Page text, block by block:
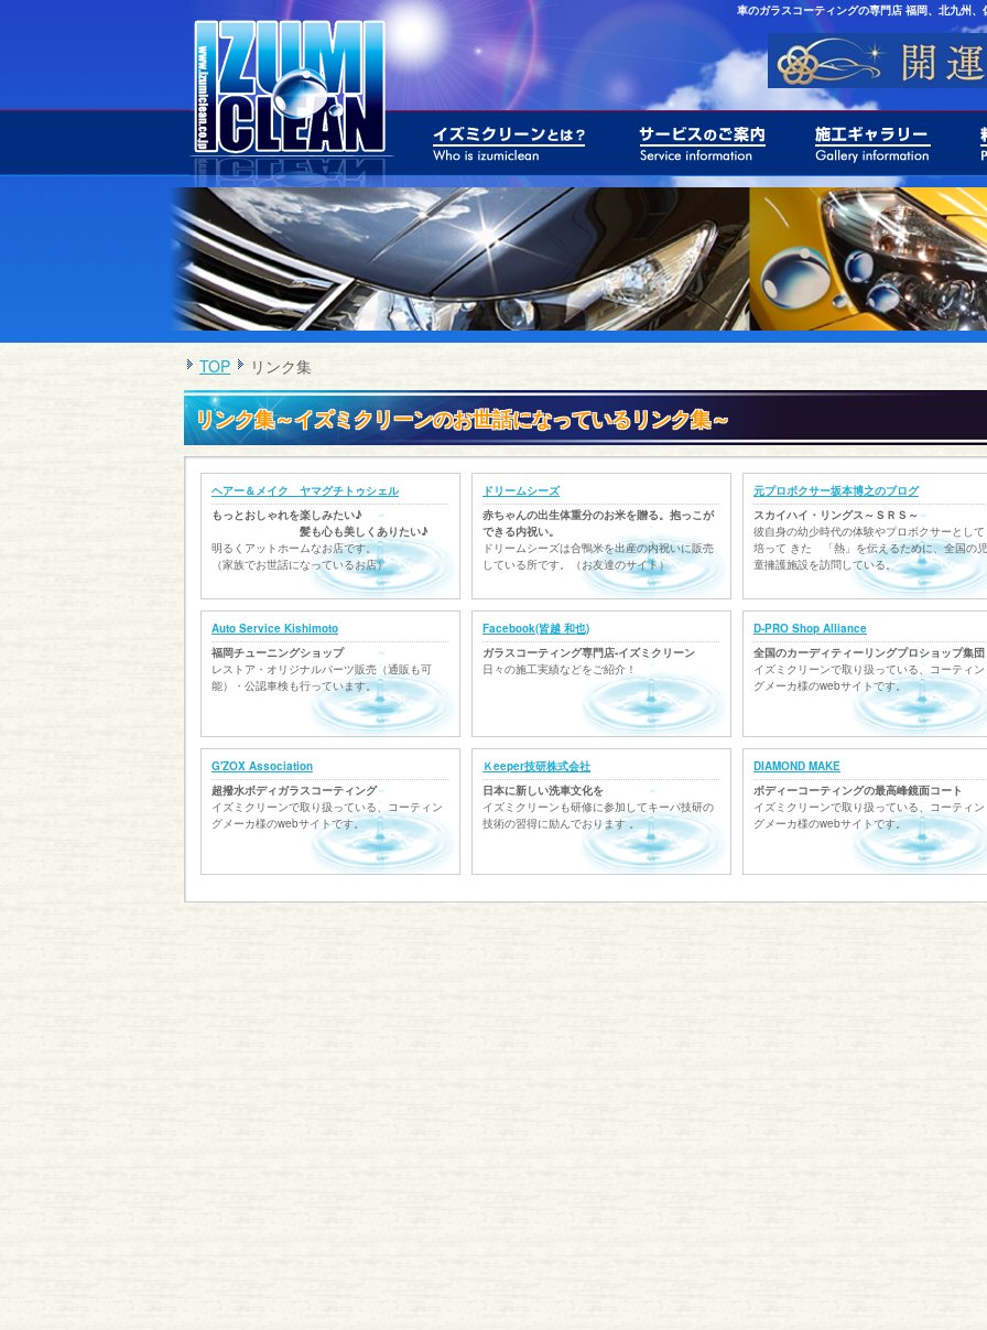
車のガラスコーティングの専門店 福岡、北九州
TOP リンク集
リンク集～イズミクリーンのお世話になっているリンク集～
ヘアー＆メイク ヤマグチトゥシェル
もっとおしゃれを楽しみたい♪
髪も心も美しくありたい♪
明るくアットホームなお店です。
（家族でお世話になっているお店）
ドリームシーズ
赤ちゃんの出生体重分のお米を贈る。抱っこが
できる内祝い。
ドリームシーズは合鴨米を出産の内祝いに販売
している所です。（お友達のサイト）
元プロボクサー坂本博之のブログ
スカイハイ・リングス～ＳＲＳ～
彼自身の幼少時代の体験やプロボクサーとして
培って きた 「熱」を伝えるために、全国の児
童擁護施設を訪問している。
Auto Service Kishimoto
福岡チューニングショップ
レストア・オリジナルパーツ販売（通販も可
能）・公認車検も行っています。
Facebook(皆越 和也)
ガラスコーティング専門店-イズミクリーン
日々の施工実績などをご紹介！
D-PRO Shop Alliance
全国のカーディティーリングプロショップ集団
イズミクリーンで取り扱っている、コーティン
グメーカ様のwebサイトです。
G'ZOX Association
超撥水ボディガラスコーティング
イズミクリーンで取り扱っている、コーティン
グメーカ様のwebサイトです。
Ｋeeper技研株式会社
日本に新しい洗車文化を
イズミクリーンも研修に参加してキーパ技研の
技術の習得に励んでおります 。
DIAMOND MAKE
ボディーコーティングの最高峰鏡面コート
イズミクリーンで取り扱っている、コーティン
グメーカ様のwebサイトです。